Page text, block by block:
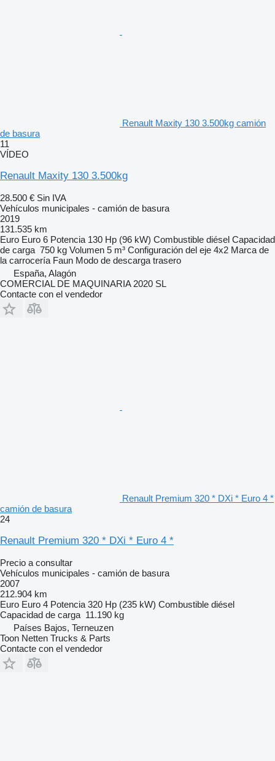
Renault Maxity 130 3.500kg camión
de basura
11
VÍDEO
Renault Maxity 130 3.500kg
28.500 € Sin IVA
Vehículos municipales - camión de basura
2019
131.535 km
Euro Euro 6 Potencia 130 Hp (96 kW) Combustible diésel Capacidad
de carga 750 kg Volumen 5 m³ Configuración del eje 4x2 Marca de
la carrocería Faun Modo de descarga trasero
España, Alagón
COMERCIAL DE MAQUINARIA 2020 SL
Contacte con el vendedor
Renault Premium 320 * DXi * Euro 4 *
camión de basura
24
Renault Premium 320 * DXi * Euro 4 *
Precio a consultar
Vehículos municipales - camión de basura
2007
212.904 km
Euro Euro 4 Potencia 320 Hp (235 kW) Combustible diésel
Capacidad de carga 11.190 kg
Países Bajos, Terneuzen
Toon Netten Trucks & Parts
Contacte con el vendedor